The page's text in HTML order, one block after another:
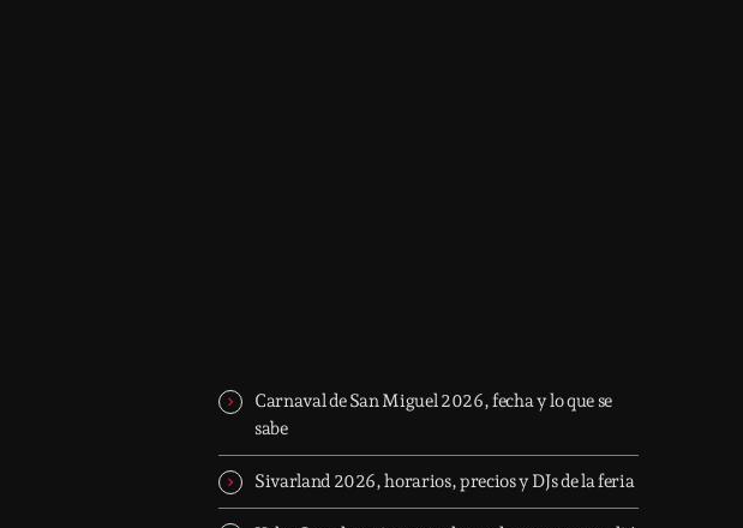
Carnaval de San Miguel 2026, fecha y lo que se
sabe
Sivarland 2026, horarios, precios y DJs de la feria